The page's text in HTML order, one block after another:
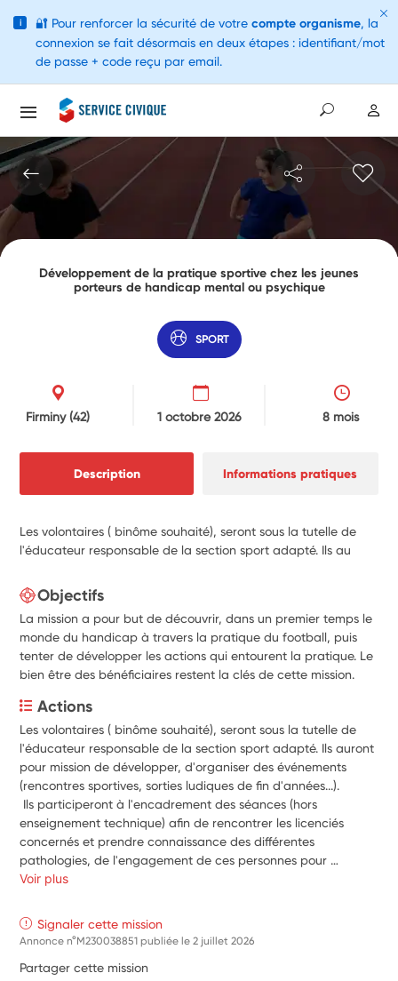
Développement de la pratique sportive chez les jeunes
porteurs de handicap mental ou psychique
SPORT
Firminy(42) 1 octobre 2026 8 mois
Description Informations pratiques
Les volontaires ( binôme souhaité), seront sous la tutelle de
l'éducateur responsable de la section sport adapté. Ils au
Objectifs
La mission a pour but de découvrir, dans un premier temps le
monde du handicap à travers la pratique du football, puis
tenter de développer les actions qui entourent la pratique. Le
bien être des bénéficiaires restent la clés de cette mission.
Actions
Les volontaires ( binôme souhaité), seront sous la tutelle de
l'éducateur responsable de la section sport adapté. Ils auront
pour mission de développer, d'organiser des événements
(rencontres sportives, sorties ludiques de fin d'années...).
Ils participeront à l'encadrement des séances (hors
enseignement technique) afin de rencontrer les licenciés
concernés et prendre connaissance des différentes
pathologies, de l'engagement de ces personnes pour
l'activité. Les volontaires participeront au développement de
de la section, établir un calendrier d'action.
Développer et renforcer la communication autour de notre
toujours sous la tutelle de l'éducateur responsable de la
Voir plus
Signaler cette mission
Annonce n°M230038851 publiée le2 juillet 2026
Partager cette mission
i 🔐 Pour renforcer la sécurité de votre compte organisme, la
connexion se fait désormais en deux étapes : identifiant/mot
de passe + code reçu par email.